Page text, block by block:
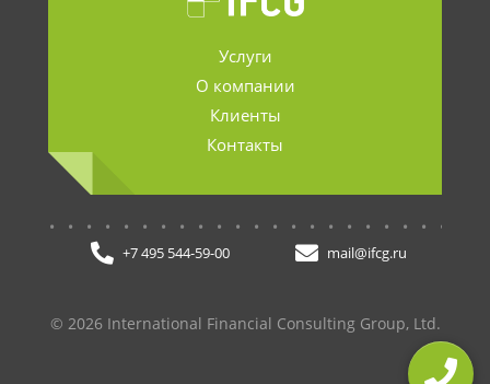
Услуги
О компании
Клиенты
Контакты
+7 495 544-59-00 mail@ifcg.ru
© 2026 International Financial Consulting Group, Ltd.